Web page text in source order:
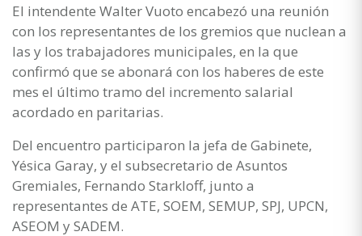
El intendente Walter Vuoto encabezó una reunión
con los representantes de los gremios que nuclean a
las y los trabajadores municipales, en la que
confirmó que se abonará con los haberes de este
mes el último tramo del incremento salarial
acordado en paritarias.
Del encuentro participaron la jefa de Gabinete,
Yésica Garay, y el subsecretario de Asuntos
Gremiales, Fernando Starkloff, junto a
representantes de ATE, SOEM, SEMUP, SPJ, UPCN,
ASEOM y SADEM.